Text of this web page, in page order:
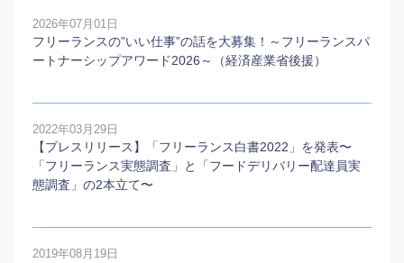
2026年07月01日
フリーランスの”いい仕事”の話を大募集！～フリーランスパ
ートナーシップアワード2026～（経済産業省後援）
2022年03月29日
【プレスリリース】「フリーランス白書2022」を発表〜
「フリーランス実態調査」と「フードデリバリー配達員実
態調査」の2本⽴て〜
2019年08月19日